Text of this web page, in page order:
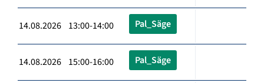
14.08.2026 13:00-14:00 Pal_Säge
14.08.2026 15:00-16:00 Pal_Säge